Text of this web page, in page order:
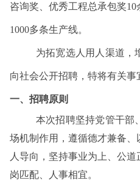
咨询奖、优秀工程总承包奖10
1000多条生产线。
为拓宽选人用人渠道，
向社会公开招聘，特将有关事
一、招聘原则
本次招聘坚持党管干部
场机制作用，遵循德才兼备
人导向，坚持事业为上、公
岗匹配、人事相宜。